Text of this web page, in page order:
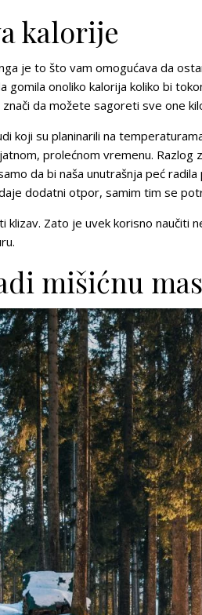
kalorije
je to što vam omogućava da
onoliko kalorija koliko bi
da možete sagoreti sve one
koji su planinarili na
prolećnom vremenu.
da bi naša unutrašnja peć
dodatni otpor, samim tim se
klizav. Zato je uvek korisno naučiti
mišićnu